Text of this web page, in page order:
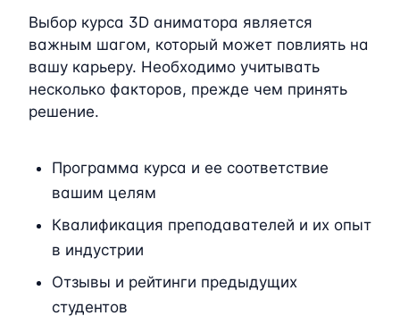
Выбор курса 3D аниматора является
важным шагом, который может повлиять на
вашу карьеру. Необходимо учитывать
несколько факторов, прежде чем принять
решение.
Программа курса и ее соответствие
вашим целям
Квалификация преподавателей и их опыт
в индустрии
Отзывы и рейтинги предыдущих
студентов